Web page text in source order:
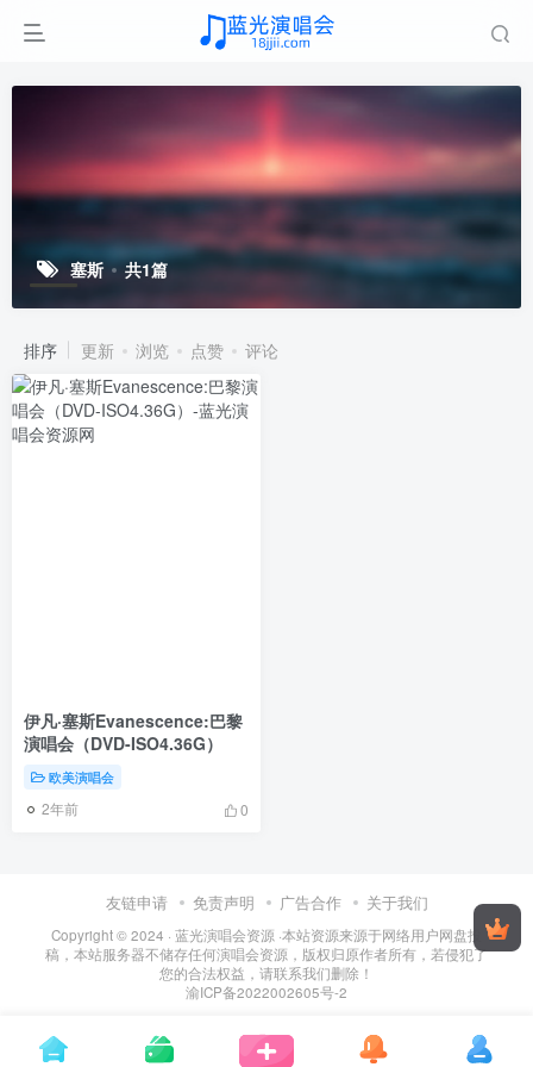
塞斯 共1篇
排序 更新 浏览 点赞 评论
伊凡·塞斯Evanescence:巴黎
演唱会（DVD-ISO4.36G）
欧美演唱会
2年前 0
友链申请 免责声明 广告合作 关于我们
Copyright © 2024 · 蓝光演唱会资源 ·本站资源来源于网络用户网盘投
稿，本站服务器不储存任何演唱会资源，版权归原作者所有，若侵犯了
您的合法权益，请联系我们删除！
渝ICP备2022002605号-2